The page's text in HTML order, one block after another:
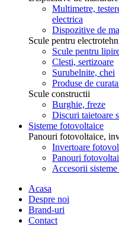
Multimetre,
electrica
Dispozitive de
Scule pentru
Scule pentru
Clesti, sertizoare
Surubelnite, chei
Produse de
Scule constructii
Burghie, freze
Discuri taietoare
Sisteme fotovoltaice
Panouri fotovoltaice,
Invertoare
Panouri
Accesorii
Acasa
Despre noi
Brand-uri
Contact